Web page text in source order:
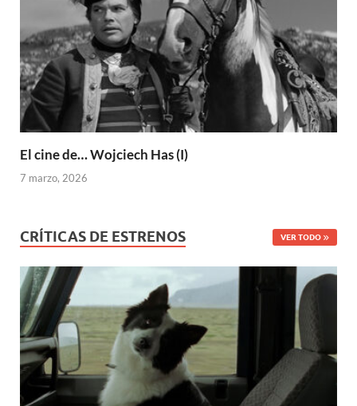
El cine de… Wojciech Has (I)
7 marzo, 2026
CRÍTICAS DE ESTRENOS VER TODO